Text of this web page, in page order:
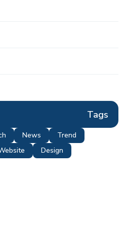
Tags
News
Trend
Design